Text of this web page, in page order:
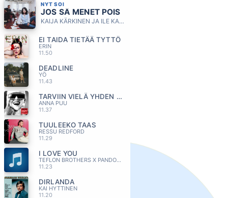
NYT SOI
JOS SÄ MENET POIS
KAIJA KÄRKINEN JA ILE KALLIO
EI TAIDA TIETÄÄ TYTTÖ
ERIN
11.50
DEADLINE
YÖ
11.43
TARVIIN VIELÄ YHDEN YÖN AIKAA
ANNA PUU
11.37
TUULEEKO TAAS
RESSU REDFORD
11.29
I LOVE YOU
TEFLON BROTHERS X PANDORA
11.23
DIRLANDA
KAI HYTTINEN
11.20